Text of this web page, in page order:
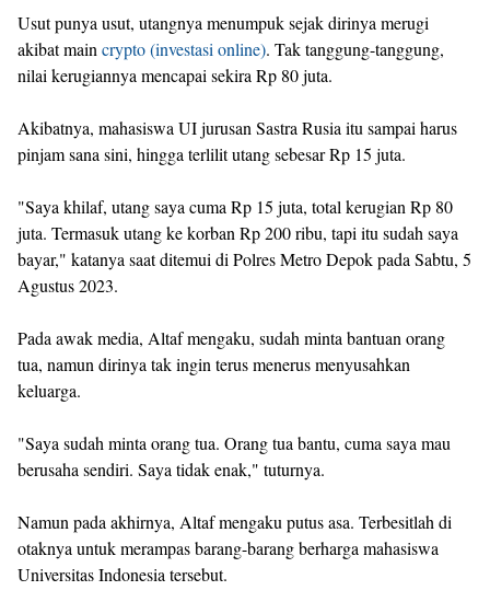
Usut punya usut, utangnya menumpuk sejak dirinya merugi
akibat main crypto (investasi online). Tak tanggung-tanggung,
nilai kerugiannya mencapai sekira Rp 80 juta.
Akibatnya, mahasiswa UI jurusan Sastra Rusia itu sampai harus
pinjam sana sini, hingga terlilit utang sebesar Rp 15 juta.
"Saya khilaf, utang saya cuma Rp 15 juta, total kerugian Rp 80
juta. Termasuk utang ke korban Rp 200 ribu, tapi itu sudah saya
bayar," katanya saat ditemui di Polres Metro Depok pada Sabtu, 5
Agustus 2023.
Pada awak media, Altaf mengaku, sudah minta bantuan orang
tua, namun dirinya tak ingin terus menerus menyusahkan
keluarga.
"Saya sudah minta orang tua. Orang tua bantu, cuma saya mau
berusaha sendiri. Saya tidak enak," tuturnya.
Namun pada akhirnya, Altaf mengaku putus asa. Terbesitlah di
otaknya untuk merampas barang-barang berharga mahasiswa
Universitas Indonesia tersebut.